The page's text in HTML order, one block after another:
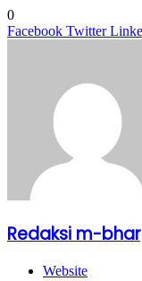
0
Facebook Twitter
Redaksi m-
Website